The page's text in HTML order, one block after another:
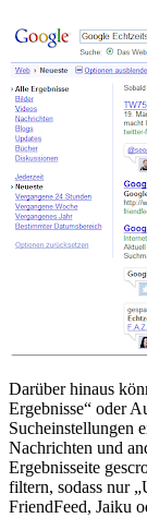
Darüber hinaus
Ergebnisse“ oder
Sucheinstellungen
Nachrichten und
Ergebnisseite
filtern, sodass nur
FriendFeed, Jaiku